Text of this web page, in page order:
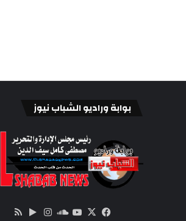
بوابة وراديو الشباب نيوز
فيسبوك
‫X
‫YouTube
ساوندانستقرام‏Google